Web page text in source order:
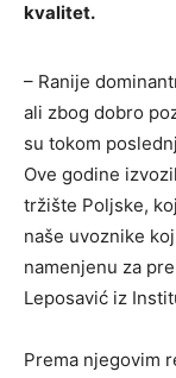
kvalitet.
– Ranije
ali zbog dobro
su tokom
Ove godine
tržište Poljske,
naše uvoznike
namenjenu za
Leposavić iz
Prema njegovim